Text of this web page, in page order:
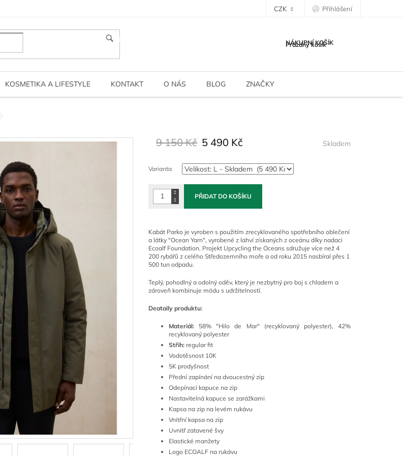
CZK Přihlášení
HLEDAT NÁKUPNÍ KOŠÍK
Prázdný košík
KOSMETIKA A LIFESTYLE KONTAKT O NÁS BLOG ZNAČKY
9 150 Kč 5 490 Kč
cena:
Skladem
Varianta
PŘIDAT DO KOŠÍKU
Kabát Parko je vyroben s použitím zrecyklovaného spotřebního oblečení
a látky "Ocean Yarn", vyrobené z lahví získaných z oceánu díky nadaci
Ecoalf Foundation. Projekt Upcycling the Oceans sdružuje více než 4
200 rybářů z celého Středozemního moře a od roku 2015 nasbíral přes 1
500 tun odpadu.
Teplý, pohodlný a odolný oděv, který je nezbytný pro boj s chladem a
zároveň kombinuje módu s udržitelností.
Deataily produktu:
Materiál: 58% "Hilo de Mar" (recyklovaný polyester), 42%
recyklovaný polyester
Střih: regular fit
Vodotěsnost 10K
5K prodyšnost
Přední zapínání na dvoucestný zip
Odepínací kapuce na zip
Nastavitelná kapuce se zarážkami
Kapsa na zip na levém rukávu
Vnitřní kapsa na zip
Uvnitř zatavené švy
Elastické manžety
Logo ECOALF na rukávu